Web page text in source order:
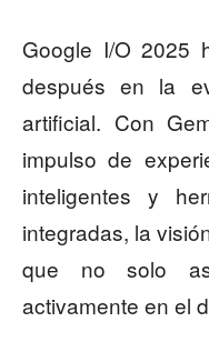
Google I/O 2025
después en la
artificial. Con
impulso de
inteligentes y
integradas, la
que no solo
activamente en el